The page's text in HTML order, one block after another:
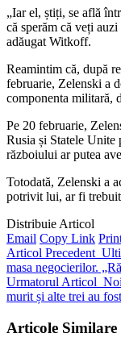
„Iar el, știți, se află
că sperăm că veți
adăugat Witkoff.
Reamintim că, după
februarie, Zelenski a
componenta militară,
Pe 20 februarie,
Rusia și Statele
războiului ar putea
Totodată, Zelenski a
potrivit lui, ar fi trebuit
Distribuie Articol
Email Copy Link
Articol Precedent
masa negocierilor.
Urmatorul Articol
murit și alte trei au
Articole Similare